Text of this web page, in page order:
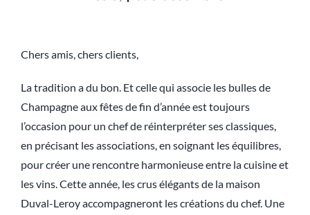
Chers amis, chers clients,
La tradition a du bon. Et celle qui associe les bulles de
Champagne aux fêtes de fin d’année est toujours
l’occasion pour un chef de réinterpréter ses classiques,
en précisant les associations, en soignant les équilibres,
pour créer une rencontre harmonieuse entre la cuisine et
les vins. Cette année, les crus élégants de la maison
Duval-Leroy accompagneront les créations du chef. Une